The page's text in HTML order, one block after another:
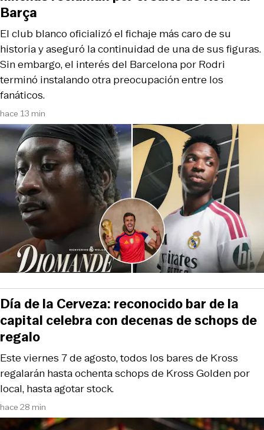
hace 13 min
El club blanco oficializó el fichaje más caro de su
historia y aseguró la continuidad de una de sus figuras.
Sin embargo, el interés del Barcelona por Rodri
terminó instalando otra preocupación entre los
fanáticos.
Barça
hace 28 min
Este viernes 7 de agosto, todos los bares de Kross
regalarán hasta ochenta schops de Kross Golden por
local, hasta agotar stock.
Día de la Cerveza: reconocido bar de la
capital celebra con decenas de schops de
regalo